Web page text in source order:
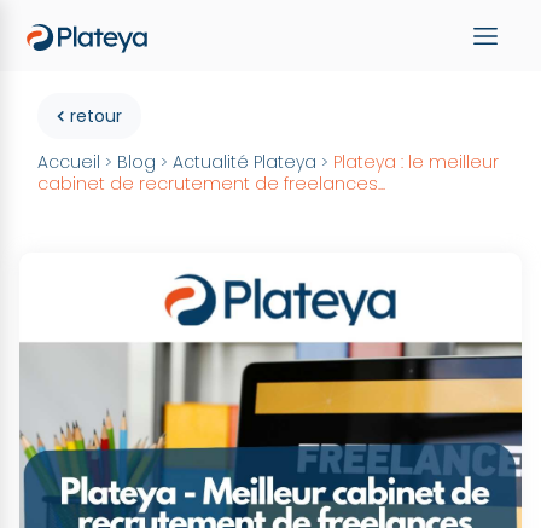
retour
Accueil > Blog >Actualité Plateya > Plateya : le meilleur
cabinet de recrutement de freelances...